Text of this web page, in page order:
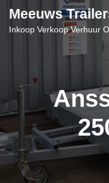
Meeuws
Inkoop Verkoop Verhuur